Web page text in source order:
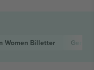
Women Billetter